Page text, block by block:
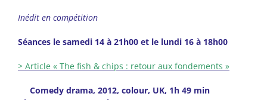
Inédit en compétition
Séances le samedi 14 à 21h00 et le lundi 16 à 18h00
> Article « The fish & chips : retour aux fondements »
Comedy drama, 2012, colour, UK, 1h 49 min